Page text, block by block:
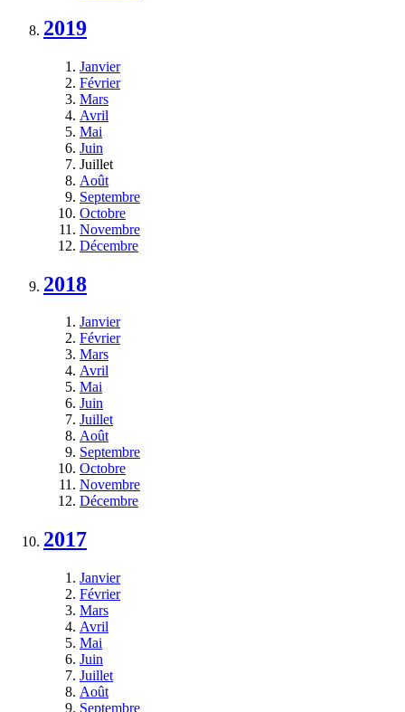
2019
Janvier
Février
Mars
Avril
Mai
Juin
Juillet
Août
Septembre
Octobre
Novembre
Décembre
2018
Janvier
Février
Mars
Avril
Mai
Juin
Juillet
Août
Septembre
Octobre
Novembre
Décembre
2017
Janvier
Février
Mars
Avril
Mai
Juin
Juillet
Août
Septembre